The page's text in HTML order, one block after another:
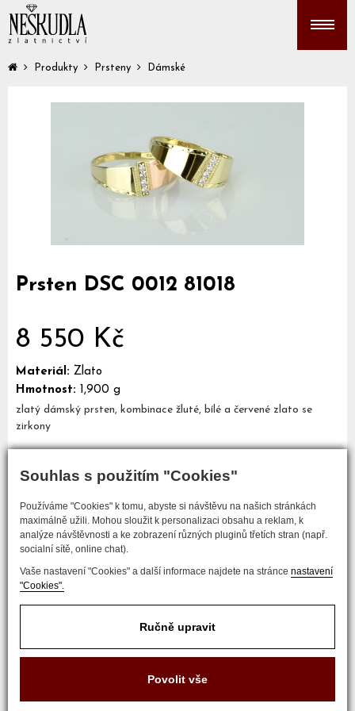
Souhlas s použitím "Cookies"
Používáme "Cookies" k tomu, abyste si návštěvu na našich stránkách
maximálně užili. Mohou sloužit k personalizaci obsahu a reklam, k
analýze návštěvnosti a ke zobrazení různých pluginů třetích stran (např.
socialní sítě, online chat).
Vaše nastavení "Cookies" a další informace najdete na stránce nastavení
"Cookies".
Ručně upravit
Povolit vše
Produkty Prsteny Dámské
Prsten DSC 0012 81018
8 550 Kč
Materiál: Zlato
Hmotnost: 1,900 g
zlatý dámský prsten, kombinace žluté, bílé a červené zlato se
zirkony
Mám zájem o tento šperk
COPYRIGHT © 2017 ZLATNICTVÍ NEŠKUDLA